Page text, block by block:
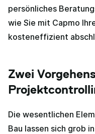
persönliches
wie Sie mit Capmo
kosteneffizient
Zwei
Die wesentlichen
Bau lassen sich grob